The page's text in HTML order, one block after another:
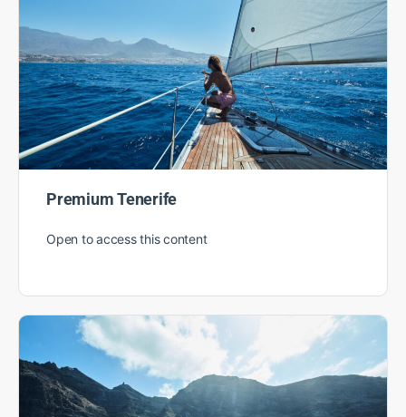
High-End op Tenerife
Open to access this content
Premium Tenerife
Open to access this content